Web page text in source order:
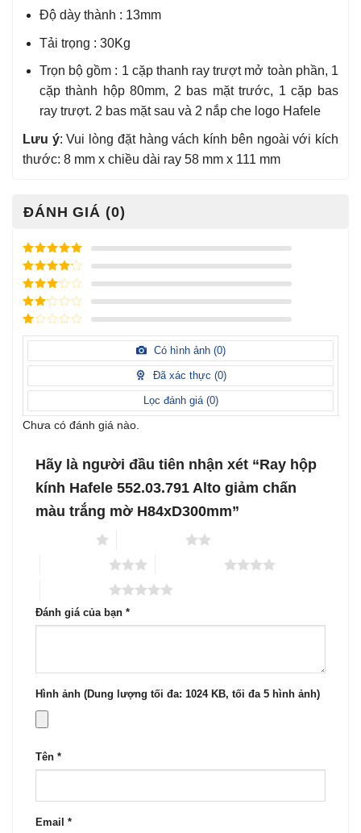
Độ dày thành : 13mm
Tải trọng : 30Kg
Trọn bộ gồm : 1 cặp thanh ray trượt mở toàn phần, 1
cặp thành hộp 80mm, 2 bas mặt trước, 1 cặp bas
ray trượt. 2 bas mặt sau và 2 nắp che logo Hafele
Lưu ý: Vui lòng đặt hàng vách kính bên ngoài với kích
thước: 8 mm x chiều dài ray 58 mm x 111 mm
ĐÁNH GIÁ (0)
Được xếp
hạng
5
5
sao
Được xếp
hạng
4
5
sao
Được
xếp
hạng3
5 sao
Được
hạng
sao
Được
hạng
sao
Có hình ảnh (0)
Đã xác thực (0)
Lọc đánh giá (0)
Chưa có đánh giá nào.
Hãy là người đầu tiên nhận xét “Ray hộp
kính Hafele 552.03.791 Alto giảm chấn
màu trắng mờ H84xD300mm”
Đánh giá của bạn *
Hình ảnh (Dung lượng tối đa: 1024 KB, tối đa 5 hình ảnh)
Tên *
Email *